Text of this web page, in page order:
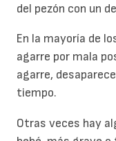
del pezón con un
En la mayoría de
agarre por mala
agarre,
tiempo.
Otras veces hay